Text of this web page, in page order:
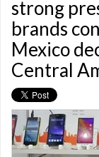
strong
brands
Mexico
Central